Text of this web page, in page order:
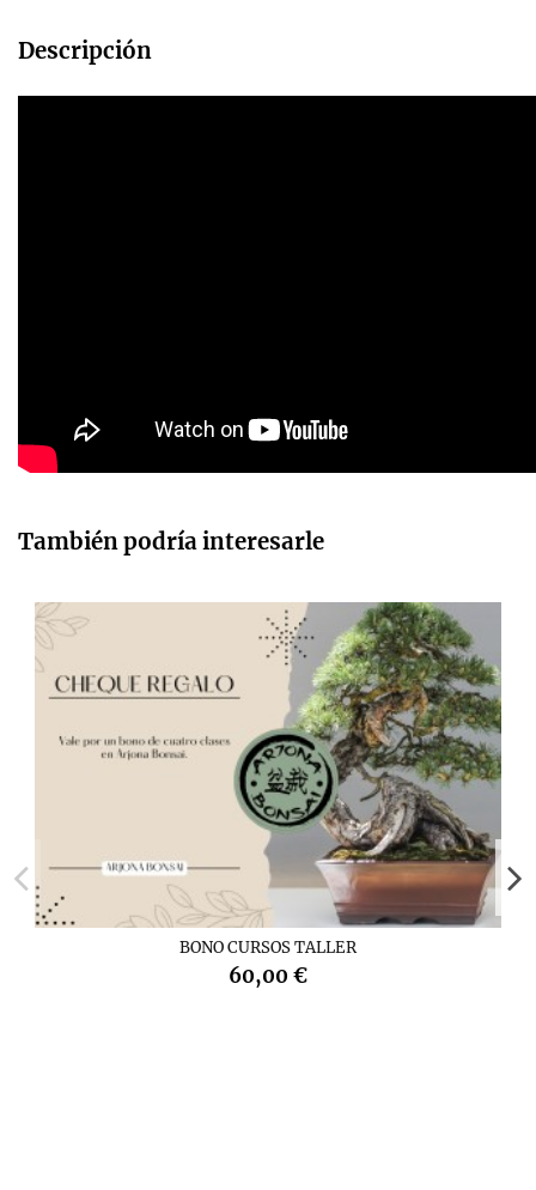
Descripción
También podría interesarle
BONO CURSOS TALLER
60,00 €